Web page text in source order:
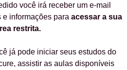
você irá receber um e-mail
informações para acessar a sua
restrita.
já pode iniciar seus estudos do
assistir as aulas disponíveis